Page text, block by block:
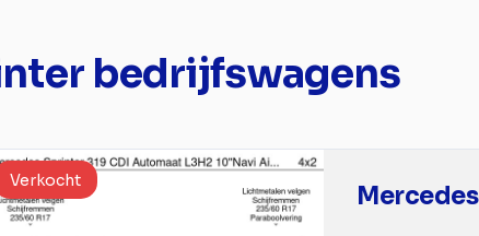
bedrijfswagens
Verkocht